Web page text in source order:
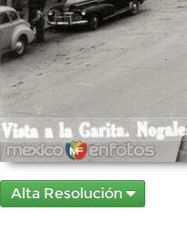
Alta Resolución